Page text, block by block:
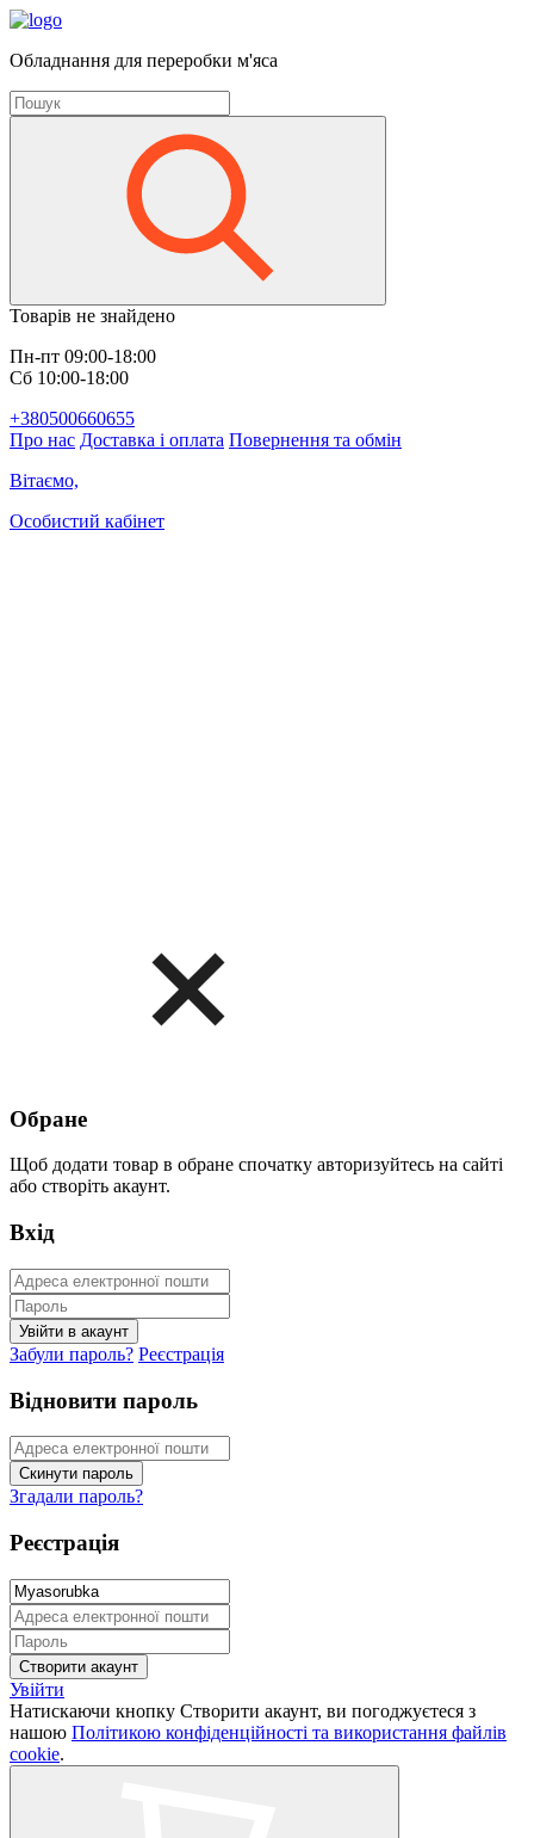
Обладнання для переробки м'яса
Товарів не знайдено
Пн-пт 09:00-18:00
Сб 10:00-18:00
+380500660655
Про нас Доставка і оплата Повернення та обмін
Вітаємо,
Особистий кабінет
Обране
Щоб додати товар в обране спочатку авторизуйтесь на сайті
або створіть акаунт.
Вхід
Забули пароль? Реєстрація
Відновити пароль
Згадали пароль?
Реєстрація
Увійти
Натискаючи кнопку Створити акаунт, ви погоджуєтеся з
нашою Політикою конфіденційності та використання файлів
cookie.